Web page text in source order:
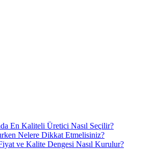
En Kaliteli Üretici Nasıl Seçilir?
Nelere Dikkat Etmelisiniz?
ve Kalite Dengesi Nasıl Kurulur?